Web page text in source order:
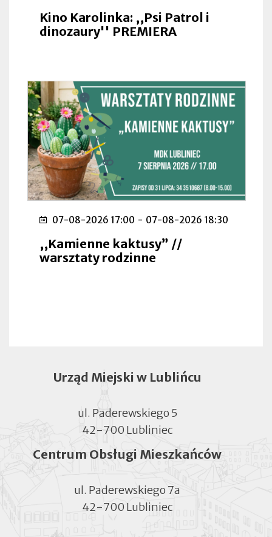
Kino Karolinka: ,,Psi Patrol i
dinozaury'' PREMIERA
07-08-2026 17:00 - 07-08-2026 18:30
,,Kamienne kaktusy” //
warsztaty rodzinne
Urząd Miejski w Lublińcu
ul. Paderewskiego 5
42-700 Lubliniec
Centrum Obsługi Mieszkańców
ul. Paderewskiego 7a
42-700 Lubliniec